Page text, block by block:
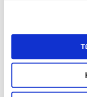
belirleyebilirsiniz.
Ayarlar butonuna
Metnimizi ziyaret
6698 sayılı Kişisel
okumak ve sitemizi
gerçekleştirilen veri